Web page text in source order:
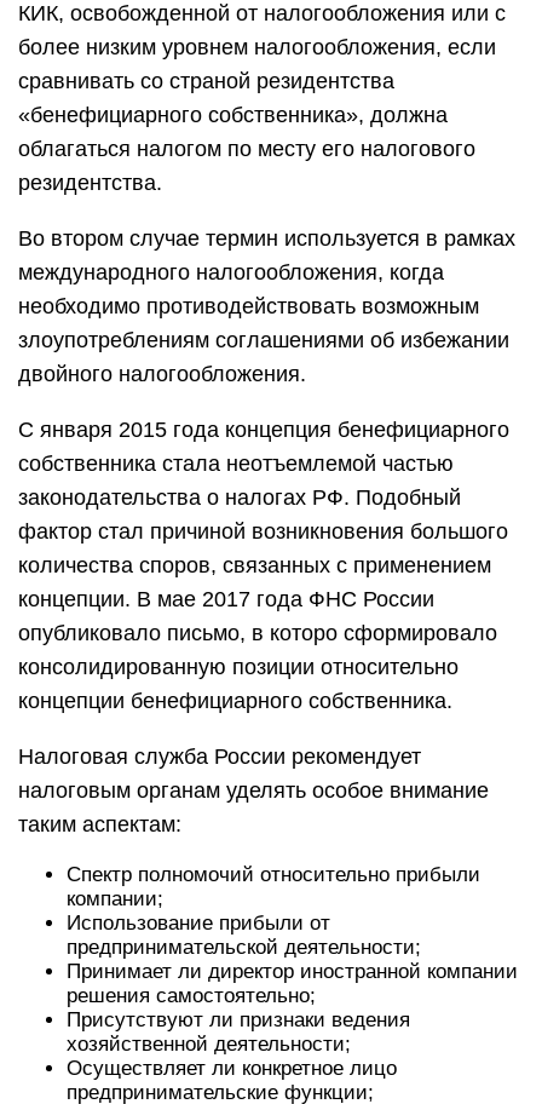
КИК, освобожденной от налогообложения или с
более низким уровнем налогообложения, если
сравнивать со страной резидентства
«бенефициарного собственника», должна
облагаться налогом по месту его налогового
резидентства.
Во втором случае термин используется в рамках
международного налогообложения, когда
необходимо противодействовать возможным
злоупотреблениям соглашениями об избежании
двойного налогообложения.
С января 2015 года концепция бенефициарного
собственника стала неотъемлемой частью
законодательства о налогах РФ. Подобный
фактор стал причиной возникновения большого
количества споров, связанных с применением
концепции. В мае 2017 года ФНС России
опубликовало письмо, в которо сформировало
консолидированную позиции относительно
концепции бенефициарного собственника.
Налоговая служба России рекомендует
налоговым органам уделять особое внимание
таким аспектам:
Спектр полномочий относительно прибыли
компании;
Использование прибыли от
предпринимательской деятельности;
Принимает ли директор иностранной компании
решения самостоятельно;
Присутствуют ли признаки ведения
хозяйственной деятельности;
Осуществляет ли конкретное лицо
предпринимательские функции;